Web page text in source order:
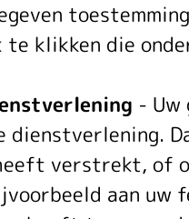
klikken die
- Uw
dienstverlening.
verstrekt, of
aan uw